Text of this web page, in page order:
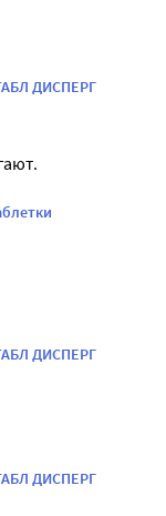
ДИСПЕРГ
ДИСПЕРГ
ДИСПЕРГ